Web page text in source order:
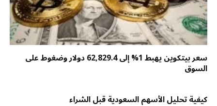
سعر بيتكوين يهبط 1% إلى 62,829.4 دولار وضغوط على
السوق
كيفية تحليل الأسهم السعودية قبل الشراء